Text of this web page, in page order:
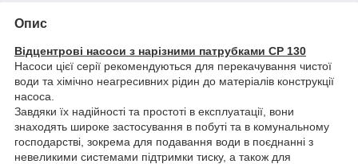
Опис
Відцентрові насоси з нарізними патрубками CP 130
Насоси цієї серії рекомендуються для перекачування чистої
води та хімічно неагресивних рідин до матеріалів конструкції
насоса.
Завдяки їх надійності та простоті в експлуатації, вони
знаходять широке застосування в побуті та в комунальному
господарстві, зокрема для подавання води в поєднанні з
невеликими системами підтримки тиску, а також для